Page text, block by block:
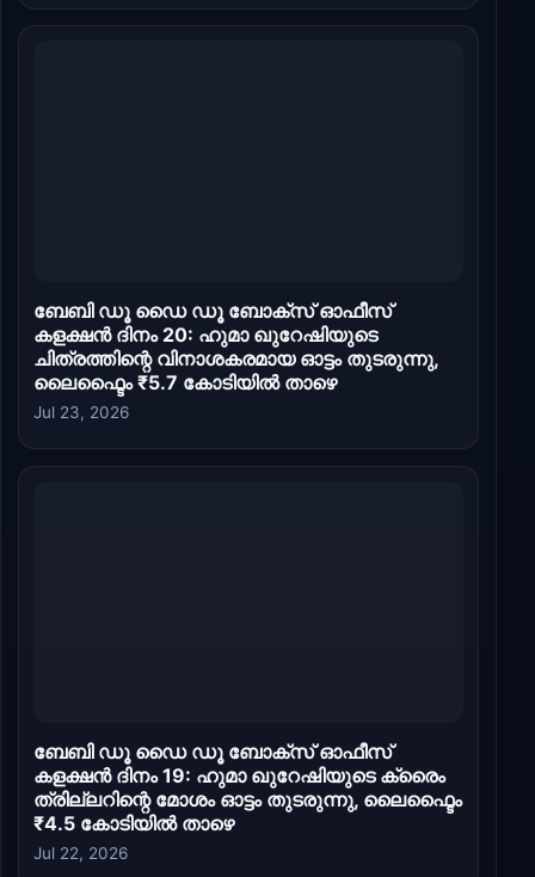
ബേബി ഡൂ ഡൈ ഡൂ ബോക്സ് ഓഫീസ്
കളക്ഷൻ ദിനം 20: ഹുമാ ഖുറേഷിയുടെ
ചിത്രത്തിന്റെ വിനാശകരമായ ഓട്ടം തുടരുന്നു,
ലൈഫ്ടൈം ₹5.7 കോടിയിൽ താഴെ
Jul 23, 2026
ബേബി ഡൂ ഡൈ ഡൂ ബോക്സ് ഓഫീസ്
കളക്ഷൻ ദിനം 19: ഹുമാ ഖുറേഷിയുടെ ക്രൈം
ത്രില്ലറിന്റെ മോശം ഓട്ടം തുടരുന്നു, ലൈഫ്ടൈം
₹4.5 കോടിയിൽ താഴെ
Jul 22, 2026